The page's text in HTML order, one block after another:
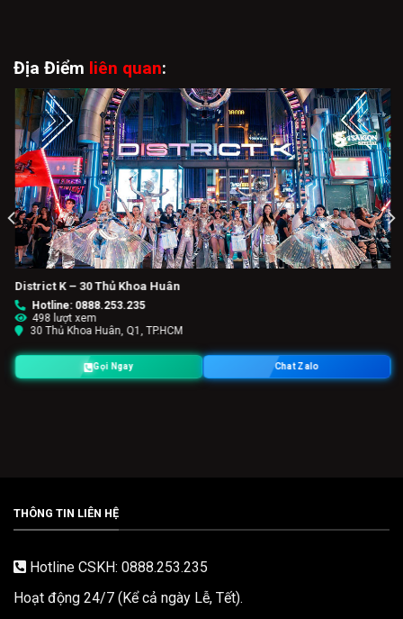
Địa Điểm liên quan:
District K – 30 Thủ Khoa Huân
Hotline: 0888.253.235
498 lượt xem
30 Thủ Khoa Huân, Q1, TP.HCM
Gọi Ngay Chat Zalo
THÔNG TIN LIÊN HỆ
Hotline CSKH: 0888.253.235
Hoạt động 24/7 (Kể cả ngày Lễ, Tết).